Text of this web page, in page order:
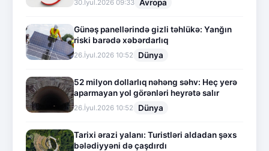
30.İyul.2026 09:33 Avropa
Günəş panellərində gizli təhlükə: Yanğın
riski barədə xəbərdarlıq
26.İyul.2026 10:52 Dünya
52 milyon dollarlıq nəhəng səhv: Heç yerə
aparmayan yol görənləri heyrətə salır
26.İyul.2026 10:52 Dünya
Tarixi ərazi yalanı: Turistləri aldadan şəxs
bələdiyyəni də çaşdırdı